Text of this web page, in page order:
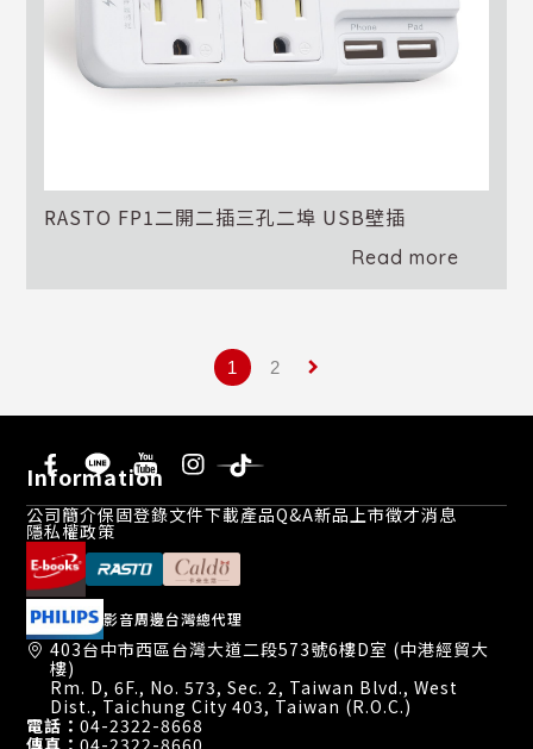
RASTO FP1二開二插三孔二埠 USB壁插
Read more
1 2 keyboard_arrow_right
Information
公司簡介保固登錄文件下載產品Q&A新品上市徵才消息
隱私權政策
影音周邊台灣總代理
403台中市西區台灣大道二段573號6樓D室 (中港經貿大
樓)
Rm. D, 6F., No. 573, Sec. 2, Taiwan Blvd., West
Dist., Taichung City 403, Taiwan (R.O.C.)
電話：04-2322-8668